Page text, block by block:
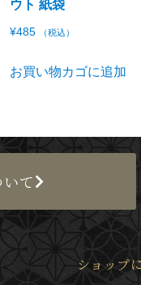
ウト 紙袋
¥485 （税込）
お買い物カゴに追加
て
ショップ